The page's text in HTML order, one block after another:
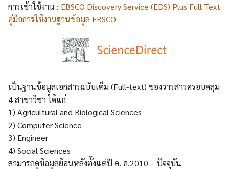
การเข้าใช้งาน : EBSCO Discovery Service (EDS) Plus Full Text
คู่มือการใช้งานฐานข้อมูล EBSCO
เป็นฐานข้อมูลเอกสารฉบับเต็ม (Full-text) ของวารสารครอบคลุม
4 สาขาวิชา ได้แก่
1) Agricultural and Biological Sciences
2) Computer Science
3) Engineer
4) Social Sciences
สามารถดูข้อมูลย้อนหลังตั้งแต่ปี ค. ศ.2010 – ปัจจุบัน